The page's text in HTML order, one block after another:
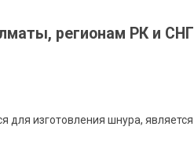
регионам РК и СНГ
для изготовления шнура,